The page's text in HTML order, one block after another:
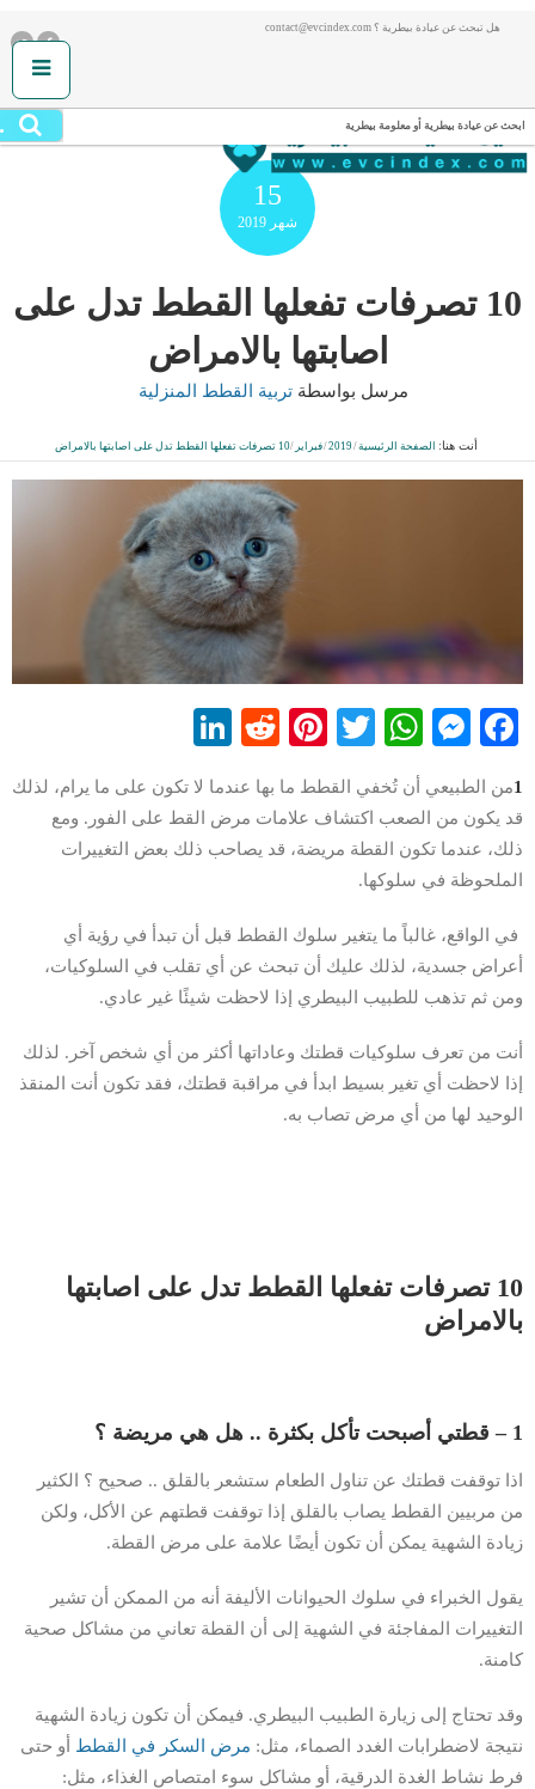
هل تبحث عن عيادة بيطرية ؟ contact@evcindex.com
ابحث عن عيادة بيطرية أو معلومة بيطرية
15
شهر 2019
10 تصرفات تفعلها القطط تدل على
اصابتها بالامراض
مرسل بواسطة تربية القطط المنزلية
أنت هنا: الصفحة الرئيسية/
2019
/فبراير /10 تصرفات تفعلها القطط تدل على اصابتها بالامراض
Facebook
Messenger
WhatsApp
Twitter
Pinterest
Reddit
1من الطبيعي أن تُخفي القطط ما بها عندما لا تكون على ما يرام، لذلك
قد يكون من الصعب اكتشاف علامات مرض القط على الفور. ومع
ذلك، عندما تكون القطة مريضة، قد يصاحب ذلك بعض التغييرات
الملحوظة في سلوكها.
في الواقع، غالباً ما يتغير سلوك القطط قبل أن تبدأ في رؤية أي
أعراض جسدية، لذلك عليك أن تبحث عن أي تقلب في السلوكيات،
ومن ثم تذهب للطبيب البيطري إذا لاحظت شيئًا غير عادي.
أنت من تعرف سلوكيات قطتك وعاداتها أكثر من أي شخص آخر. لذلك
إذا لاحظت أي تغير بسيط ابدأ في مراقبة قطتك، فقد تكون أنت المنقذ
الوحيد لها من أي مرض تصاب به.
10 تصرفات تفعلها القطط تدل على اصابتها
بالامراض
1 – قطتي أصبحت تأكل بكثرة .. هل هي مريضة ؟
اذا توقفت قطتك عن تناول الطعام ستشعر بالقلق .. صحيح ؟ الكثير
من مربيين القطط يصاب بالقلق إذا توقفت قطتهم عن الأكل، ولكن
زيادة الشهية يمكن أن تكون أيضًا علامة على مرض القطة.
يقول الخبراء في سلوك الحيوانات الأليفة أنه من الممكن أن تشير
التغييرات المفاجئة في الشهية إلى أن القطة تعاني من مشاكل صحية
كامنة.
وقد تحتاج إلى زيارة الطبيب البيطري. فيمكن أن تكون زيادة الشهية
نتيجة لاضطرابات الغدد الصماء، مثل: مرض السكر في القطط أو حتى
فرط نشاط الغدة الدرقية، أو مشاكل سوء امتصاص الغذاء، مثل: